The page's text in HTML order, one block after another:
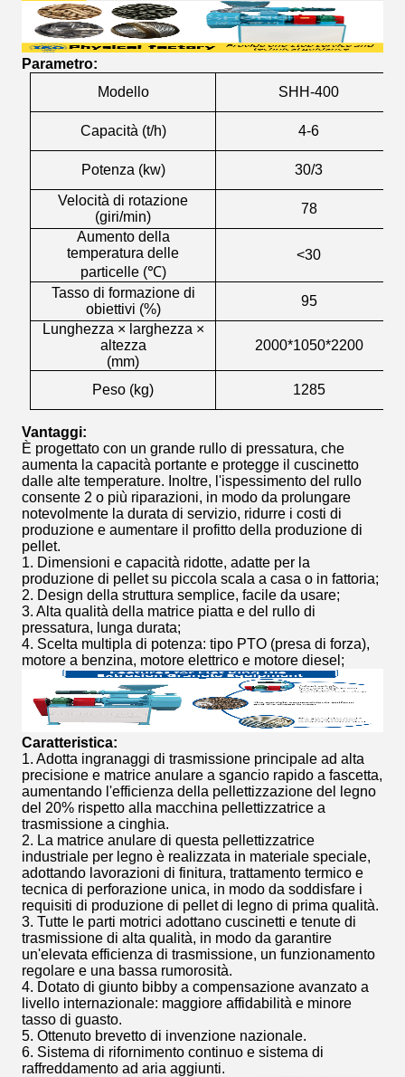
Parametro:
Modello
SHH-400
Capacità (t/h) 4-6
Potenza (kw)
30/3
Velocità di rotazione
(giri/min)
78
Aumento della
temperatura delle
particelle (℃)
<30
Tasso di formazione di
obiettivi (%)
95
Lunghezza × larghezza ×
altezza
(mm)
2000*1050*2200
Peso (kg) 1285
Vantaggi:
È progettato con un grande rullo di pressatura, che
aumenta la capacità portante e protegge il cuscinetto
dalle alte temperature. Inoltre, l'ispessimento del rullo
consente 2 o più riparazioni, in modo da prolungare
notevolmente la durata di servizio, ridurre i costi di
produzione e aumentare il profitto della produzione di
pellet.
1. Dimensioni e capacità ridotte, adatte per la
produzione di pellet su piccola scala a casa o in fattoria;
2. Design della struttura semplice, facile da usare;
3. Alta qualità della matrice piatta e del rullo di
pressatura, lunga durata;
4. Scelta multipla di potenza: tipo PTO (presa di forza),
motore a benzina, motore elettrico e motore diesel;
Caratteristica:
1. Adotta ingranaggi di trasmissione principale ad alta
precisione e matrice anulare a sgancio rapido a fascetta,
aumentando l'efficienza della pellettizzazione del legno
del 20% rispetto alla macchina pellettizzatrice a
trasmissione a cinghia.
2. La matrice anulare di questa pellettizzatrice
industriale per legno è realizzata in materiale speciale,
adottando lavorazioni di finitura, trattamento termico e
tecnica di perforazione unica, in modo da soddisfare i
requisiti di produzione di pellet di legno di prima qualità.
3. Tutte le parti motrici adottano cuscinetti e tenute di
trasmissione di alta qualità, in modo da garantire
un'elevata efficienza di trasmissione, un funzionamento
regolare e una bassa rumorosità.
4. Dotato di giunto bibby a compensazione avanzato a
livello internazionale: maggiore affidabilità e minore
tasso di guasto.
5. Ottenuto brevetto di invenzione nazionale.
6. Sistema di rifornimento continuo e sistema di
raffreddamento ad aria aggiunti.